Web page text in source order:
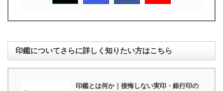
印鑑についてさらに詳しく知りたい方はこちら
印鑑とは何か｜後悔しない実印・銀行印の